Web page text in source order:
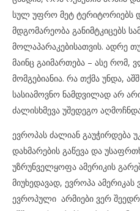
სულ უფრო მეტ ტერიტორიებს
მდგომარეობა განიმტკიცებს
მოლაპარაკებისათვის. ადრე
მაინც გაიმართება – ასე რომ,
მომგებიანია. რა თქმა უნდა,
სასიამოვნო ნამდვილად არ
ძალისხმევა უშედეგო
ევროპას ძალიან გაუჭირდება
დახმარების გაწევა და
უზრუნველყოფა ამერიკის
მიუხედავად, ევროპა
ევროპული არმიები ვერ